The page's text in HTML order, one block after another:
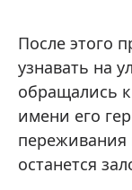
После этого
узнавать на
обращались
имени его
переживания
останется